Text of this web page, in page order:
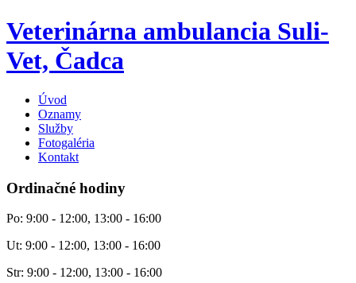
Veterinárna ambulancia Suli-
Vet, Čadca
Úvod
Oznamy
Služby
Fotogaléria
Kontakt
Ordinačné hodiny
Po: 9:00 - 12:00, 13:00 - 16:00
Ut: 9:00 - 12:00, 13:00 - 16:00
Str: 9:00 - 12:00, 13:00 - 16:00